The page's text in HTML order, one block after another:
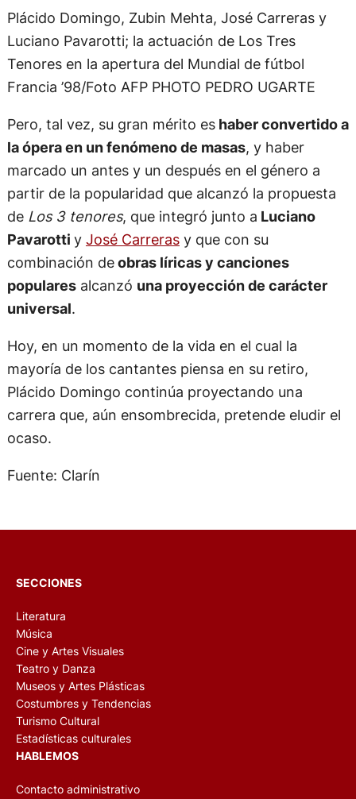
Plácido Domingo, Zubin Mehta, José Carreras y
Luciano Pavarotti; la actuación de Los Tres
Tenores en la apertura del Mundial de fútbol
Francia ’98/Foto AFP PHOTO PEDRO UGARTE
Pero, tal vez, su gran mérito eshaber convertido a
la ópera en un fenómeno de masas, y haber
marcado un antes y un después en el género a
partir de la popularidad que alcanzó la propuesta
de Los 3 tenores, que integró junto a Luciano
Pavarotti y José Carrerasy que con su
combinación deobras líricas y canciones
popularesalcanzó una proyección de carácter
universal.
Hoy, en un momento de la vida en el cual la
mayoría de los cantantes piensa en su retiro,
Plácido Domingo continúa proyectando una
carrera que, aún ensombrecida, pretende eludir el
ocaso.
Fuente: Clarín
SECCIONES
Literatura
Música
Cine y Artes Visuales
Teatro y Danza
Museos y Artes Plásticas
Costumbres y Tendencias
Turismo Cultural
Estadísticas culturales
HABLEMOS
Contacto administrativo